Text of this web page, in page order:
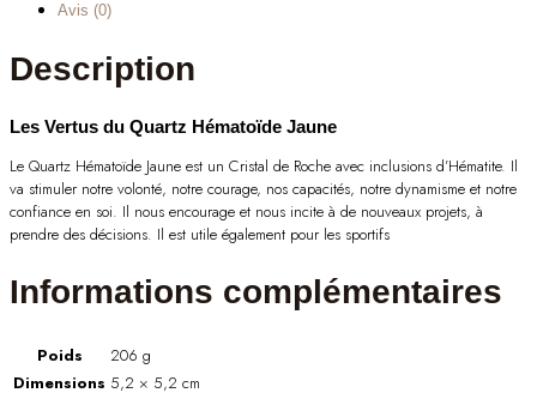
Avis (0)
Description
Les Vertus du Quartz Hématoïde Jaune
Le Quartz Hématoïde Jaune est un Cristal de Roche avec inclusions d’Hématite. Il
va stimuler notre volonté, notre courage, nos capacités, notre dynamisme et notre
confiance en soi. Il nous encourage et nous incite à de nouveaux projets, à
prendre des décisions. Il est utile également pour les sportifs
Informations complémentaires
Poids
206 g
Dimensions 5,2 × 5,2 cm